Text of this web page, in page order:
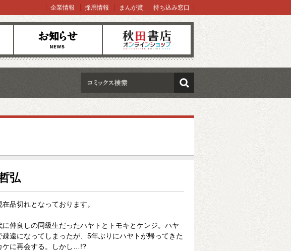
お知らせ オンラインショップ
企業情報 採用情報 まんが賞 持ち込み窓口
検索
弘
品切れとなっております。
に仲良しの同級生だったハヤトとトモキとケンジ。ハヤ
疎遠になってしまったが、5年ぶりにハヤトが帰ってきた
ケに再会する。しかし…!?